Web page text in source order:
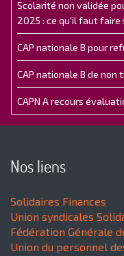
Scolarité non validée
2025 : ce qu'il faut faire
CAP nationale B pour
CAP nationale B de non
CAPN A recours
Nos liens
Solidaires Finances
Union syndicales
Fédération Générale
Union du personnel